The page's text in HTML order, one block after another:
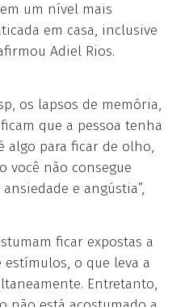
um nível mais
em casa, inclusive
Adiel Rios.
os lapsos de memória,
que a pessoa tenha
algo para ficar de olho,
você não consegue
e angústia”,
ficar expostas a
o que leva a
Entretanto,